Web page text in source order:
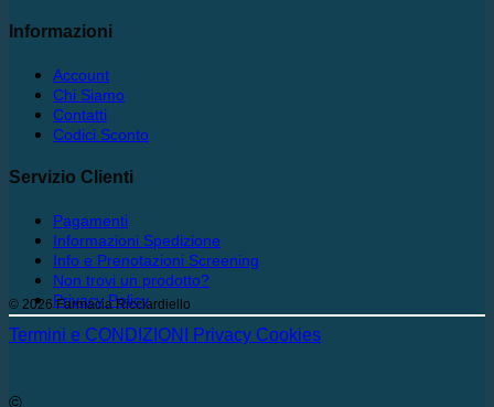
Informazioni
Account
Chi Siamo
Contatti
Codici Sconto
Servizio Clienti
Pagamenti
Informazioni Spedizione
Info e Prenotazioni Screening
Non trovi un prodotto?
Privacy Policy
© 2026 Farmacia Ricciardiello
Termini e CONDIZIONI Privacy Cookies